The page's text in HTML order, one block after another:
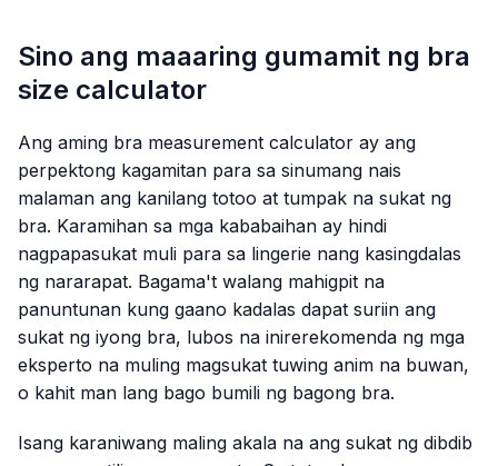
Sino ang maaaring gumamit ng bra
size calculator
Ang aming bra measurement calculator ay ang
perpektong kagamitan para sa sinumang nais
malaman ang kanilang totoo at tumpak na sukat ng
bra. Karamihan sa mga kababaihan ay hindi
nagpapasukat muli para sa lingerie nang kasingdalas
ng nararapat. Bagama't walang mahigpit na
panuntunan kung gaano kadalas dapat suriin ang
sukat ng iyong bra, lubos na inirerekomenda ng mga
eksperto na muling magsukat tuwing anim na buwan,
o kahit man lang bago bumili ng bagong bra.
Isang karaniwang maling akala na ang sukat ng dibdib